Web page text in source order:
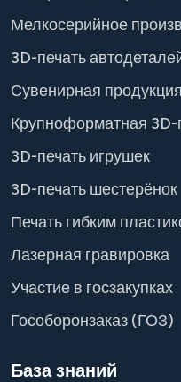
Мелкосерийное
3D-печать
Сувенирная продукция
Крупноформатная 3D-
3D-печать игрушек
3D-печать шестерёнок
Печать гибким
Лазерная гравировка
Участие в госзакупках
Гособоронзаказ (ГОЗ)
База знаний